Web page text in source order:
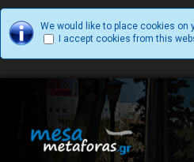
We would like to place cookies on
I accept cookies from this